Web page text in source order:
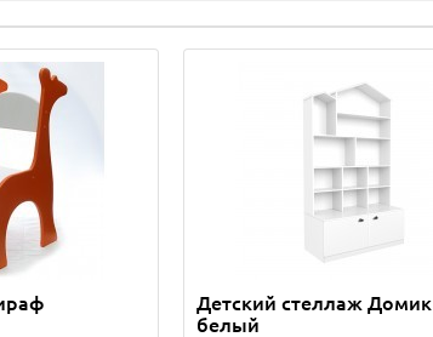
Детский стеллаж Домик
белый